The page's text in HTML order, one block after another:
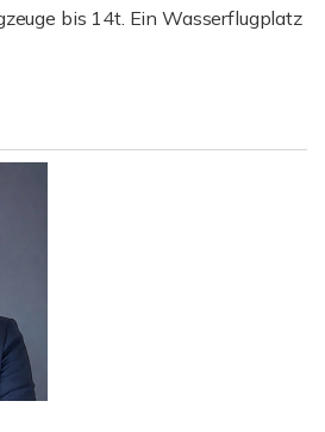
bis 14t. Ein Wasserflugplatz